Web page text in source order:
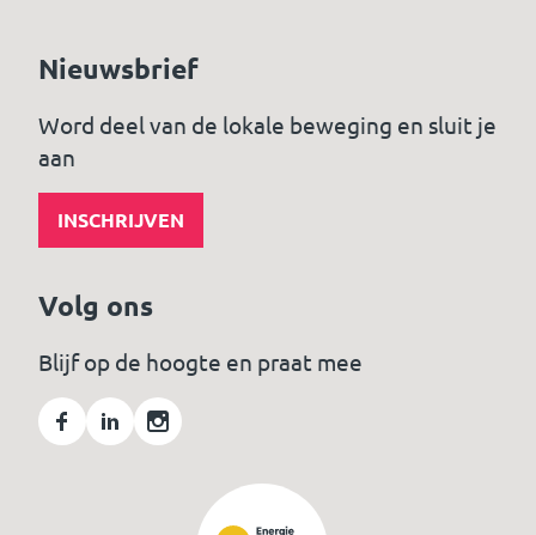
Nieuwsbrief
Word deel van de lokale beweging en sluit je
aan
INSCHRIJVEN
Volg ons
Blijf op de hoogte en praat mee